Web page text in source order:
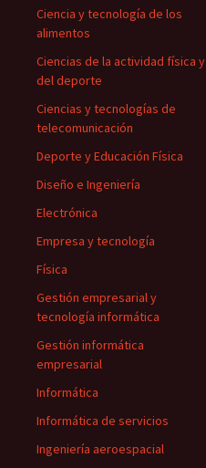
Ciencia y tecnología de los
alimentos
Ciencias de la actividad física y
del deporte
Ciencias y tecnologías de
telecomunicación
Deporte y Educación Física
Diseño e Ingeniería
Electrónica
Empresa y tecnología
Física
Gestión empresarial y
tecnología informática
Gestión informática
empresarial
Informática
Informática de servicios
Ingeniería aeroespacial